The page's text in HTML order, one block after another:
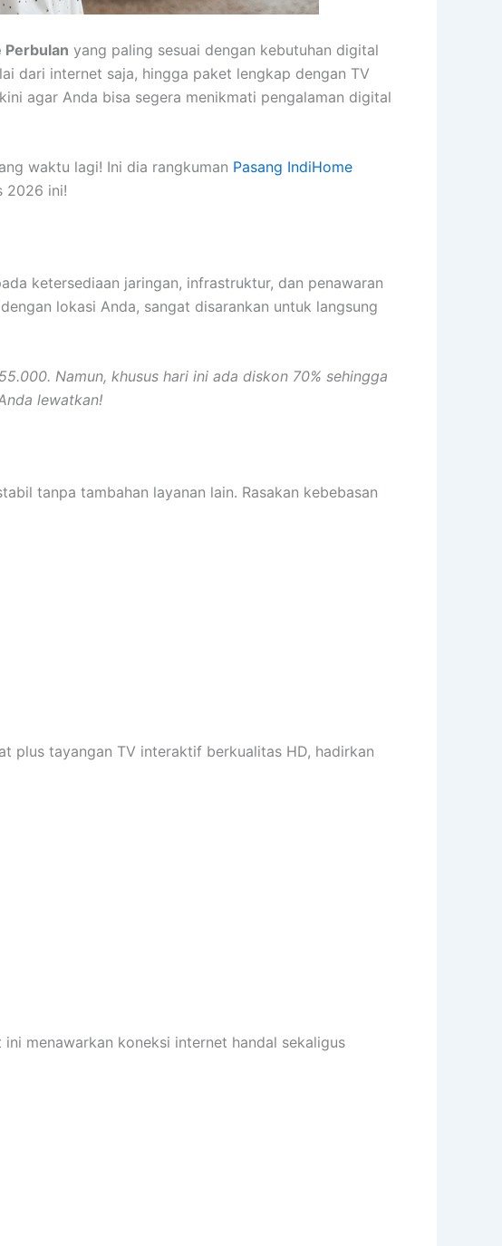
Perbulan yang paling sesuai dengan kebutuhan digital
dari internet saja, hingga paket lengkap dengan TV
agar Anda bisa segera menikmati pengalaman digital
waktu lagi! Ini dia rangkuman Pasang IndiHome
2026 ini!
ketersediaan jaringan, infrastruktur, dan penawaran
lokasi Anda, sangat disarankan untuk langsung
Namun, khusus hari ini ada diskon 70% sehingga
lewatkan!
tanpa tambahan layanan lain. Rasakan kebebasan
plus tayangan TV interaktif berkualitas HD, hadirkan
menawarkan koneksi internet handal sekaligus